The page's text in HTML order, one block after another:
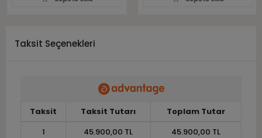
Taksit Seçenekleri
Taksit Taksit Tutarı
Toplam Tutar
1
45.900,00 TL
45.900,00 TL